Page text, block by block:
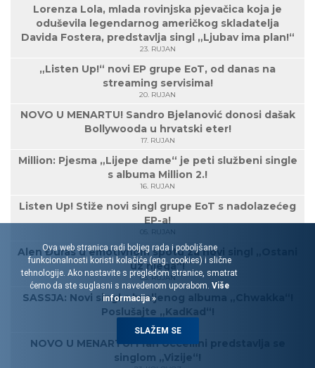
Lorenza Lola, mlada rovinjska pjevačica koja je
oduševila legendarnog američkog skladatelja
Davida Fostera, predstavlja singl „Ljubav ima plan!“
23. RUJAN
„Listen Up!“ novi EP grupe EoT, od danas na
streaming servisima!
20. RUJAN
NOVO U MENARTU! Sandro Bjelanović donosi dašak
Bollywooda u hrvatski eter!
17. RUJAN
Million: Pjesma „Lijepe dame“ je peti službeni single
s albuma Million 2.!
16. RUJAN
Listen Up! Stiže novi singl grupe EoT s nadolazećeg
EP-a!
05. RUJAN
Alen Đuras u emotivnom spotu za novi singl „Ostani
uz njega“!
03. RUJAN
SASSJA: Novi singl s hvaljenog albuma „Chwakka“!
Poslušajte „KadKad“!
30. KOLOVOZ
NOVO U MENARTU! Fran Uccellini predstavlja se
singlom „Vizije“!
Ova web stranica radi boljeg rada i poboljšane
funkcionalnosti koristi kolačiće (eng. cookies) i slične
tehnologije. Ako nastavite s pregledom stranice, smatrat
ćemo da ste suglasni s navedenom uporabom. Više
informacija »
SLAŽEM SE